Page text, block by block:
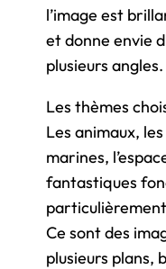
l’image est
et donne envie
plusieurs angles.
Les thèmes
Les animaux,
marines,
fantastiques
Ce sont des
plusieurs plans,